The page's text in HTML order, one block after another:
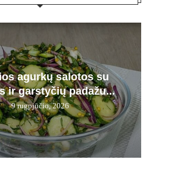
agurkų salotos su
ir garstyčių padažu...
9 rugpjūčio, 2026